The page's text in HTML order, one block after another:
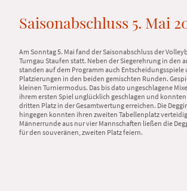
Saisonabschluss 5. Mai
Am Sonntag 5. Mai fand der Saisonabschluss der
Turngau Staufen statt. Neben der Siegerehrung in den
standen auf dem Programm auch Entscheidungsspiele
Platzierungen in den beiden gemischten Runden.
kleinen Turniermodus. Das bis dato ungeschlagene
ihrem ersten Spiel unglücklich geschlagen und
dritten Platz in der Gesamtwertung erreichen. Die
hingegen konnten ihren zweiten Tabellenplatz
Männerrunde aus nur vier Mannschaften ließen die
für den souveränen, zweiten Platz feiern.